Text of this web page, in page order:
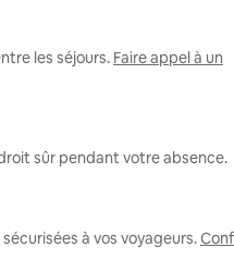
les séjours. Faire appel à un
sûr pendant votre absence.
à vos voyageurs.